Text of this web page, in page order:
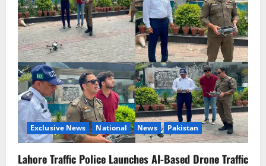
g
a
t
i
o
n
Exclusive News National News Pakistan
Lahore Traffic Police Launches AI-Based Drone Traffic